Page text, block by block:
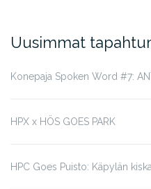
Uusimmat
Konepaja Spoken Word #7:
HPX x HÖS GOES PARK
HPC Goes Puisto: Käpylän